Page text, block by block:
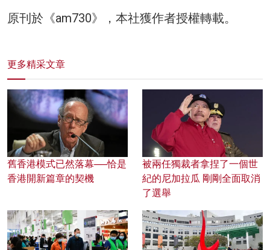
原刊於《am730》，本社獲作者授權轉載。
更多精采文章
舊香港模式已然落幕──恰是
香港開新篇章的契機
被兩任獨裁者拿捏了一個世
紀的尼加拉瓜 剛剛全面取消
了選舉